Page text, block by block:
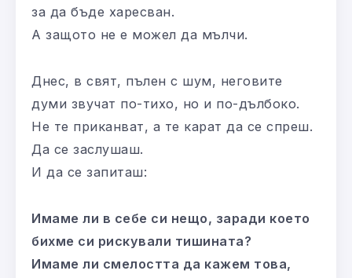
за да бъде харесван.
А защото не е можел да мълчи.
Днес, в свят, пълен с шум, неговите
думи звучат по-тихо, но и по-дълбоко.
Не те приканват, а те карат да се спреш.
Да се заслушаш.
И да се запиташ:
Имаме ли в себе си нещо, заради което
бихме си рискували тишината?
Имаме ли смелостта да кажем това,